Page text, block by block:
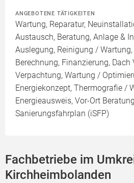
ANGEBOTENE TÄTIGKEITEN
Wartung, Reparatur,
Austausch, Beratung, Anlage &
Auslegung, Reinigung /
Berechnung, Finanzierung,
Verpachtung, Wartung /
Energiekonzept, Thermografie /
Energieausweis, Vor-Ort
Sanierungsfahrplan (iSFP)
Fachbetriebe im
Kirchheimbolanden